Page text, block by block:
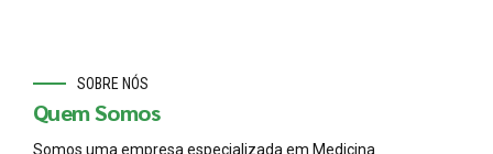
SOBRE NÓS
Quem Somos
Somos uma empresa especializada em Medicina